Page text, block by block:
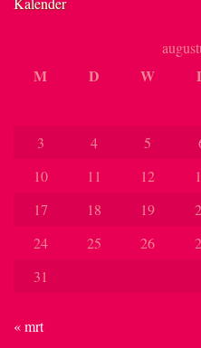
M D W
3
4 5
10
11 12
17
18 19
24
25 26
31
« mrt